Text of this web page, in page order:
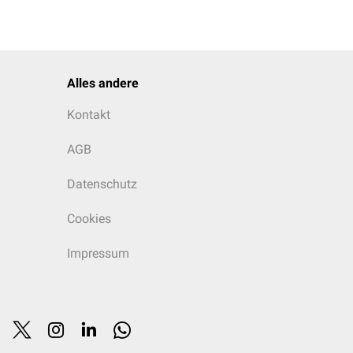
Alles andere
Kontakt
AGB
Datenschutz
Cookies
Impressum